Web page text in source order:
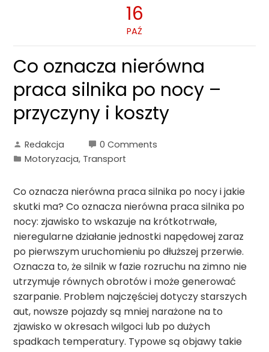
16
PAŹ
Co oznacza nierówna
praca silnika po nocy –
przyczyny i koszty
Redakcja
0 Comments
Motoryzacja, Transport
Co oznacza nierówna praca silnika po nocy i jakie
skutki ma? Co oznacza nierówna praca silnika po
nocy: zjawisko to wskazuje na krótkotrwałe,
nieregularne działanie jednostki napędowej zaraz
po pierwszym uruchomieniu po dłuższej przerwie.
Oznacza to, że silnik w fazie rozruchu na zimno nie
utrzymuje równych obrotów i może generować
szarpanie. Problem najczęściej dotyczy starszych
aut, nowsze pojazdy są mniej narażone na to
zjawisko w okresach wilgoci lub po dużych
spadkach temperatury. Typowe są objawy takie